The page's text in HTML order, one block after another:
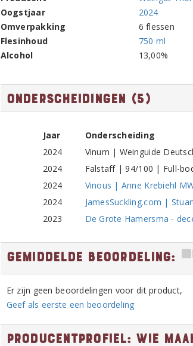
Oogstjaar
2024
Omverpakking
6 flessen
Flesinhoud
750 ml
Alcohol
13,00%
Onderscheidingen (5)
Jaar
Onderscheiding
2024
Vinum | Weinguide
2024
Falstaff | 94/100 | Full-
2024
Vinous | Anne Krebiehl
2024
JamesSuckling.com |
2023
De Grote Hamersma -
Gemiddelde beoordeling:
Er zijn geen beoordelingen voor dit product,
Geef als eerste een beoordeling
Producentprofiel: Wie